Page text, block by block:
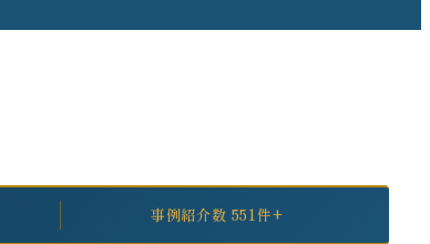
事例紹介数 551件+